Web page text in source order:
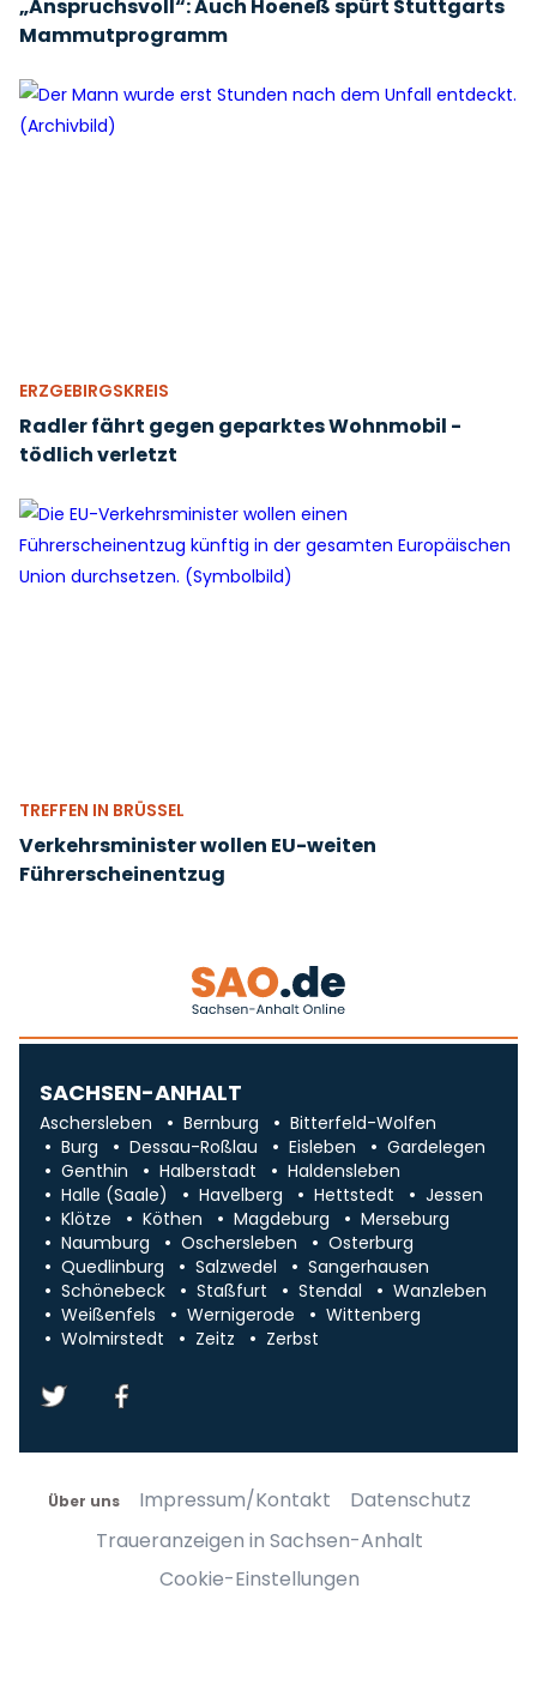
„Anspruchsvoll“: Auch Hoeneß spürt Stuttgarts
Mammutprogramm
ERZGEBIRGSKREIS
Radler fährt gegen geparktes Wohnmobil -
tödlich verletzt
TREFFEN IN BRÜSSEL
Verkehrsminister wollen EU-weiten
Führerscheinentzug
SACHSEN-ANHALT
Aschersleben Bernburg
Bitterfeld-Wolfen
Burg
Dessau-Roßlau Eisleben
Gardelegen
Genthin
Halberstadt
Haldensleben
Halle (Saale)
Havelberg Hettstedt
Jessen
Klötze
Köthen Magdeburg
Merseburg
Naumburg
Oschersleben
Osterburg
Quedlinburg
Salzwedel
Sangerhausen
Schönebeck
Staßfurt Stendal
Wanzleben
Weißenfels
Wernigerode
Wittenberg
Wolmirstedt
Zeitz Zerbst
Über uns Impressum/Kontakt
Datenschutz
Traueranzeigen in Sachsen-Anhalt
Cookie-Einstellungen